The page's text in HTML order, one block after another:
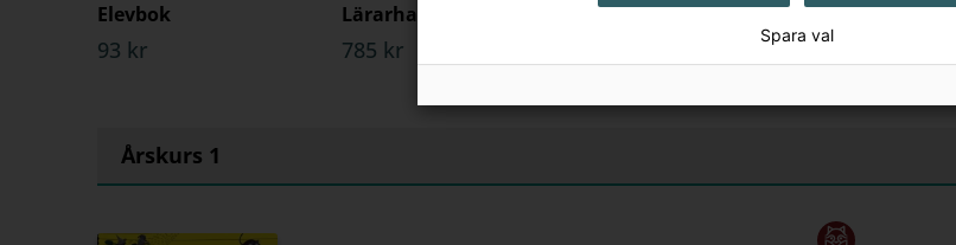
Elevbok
93 kr
Lärarhandledning
785 kr
Onlinebok
Årskurs 1
Spara val